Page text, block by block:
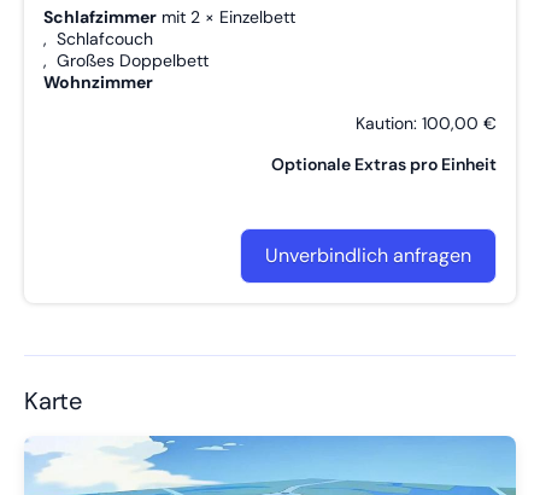
Schlafzimmer mit 2 × Einzelbett
, Schlafcouch
, Großes Doppelbett
Wohnzimmer
Kaution: 100,00 €
Optionale Extras pro Einheit
Unverbindlich anfragen
Karte